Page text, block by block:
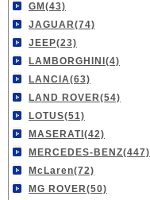
GM(43)
JAGUAR(74)
JEEP(23)
LAMBORGHINI(4)
LANCIA(63)
LAND ROVER(54)
LOTUS(51)
MASERATI(42)
MERCEDES-BENZ(447)
McLaren(72)
MG ROVER(50)